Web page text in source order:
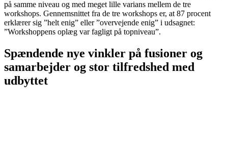
på samme niveau og med meget lille varians mellem de tre
workshops. Gennemsnittet fra de tre workshops er, at 87 procent
erklærer sig ”helt enig” eller ”overvejende enig” i udsagnet:
”Workshoppens oplæg var fagligt på topniveau”.
Spændende nye vinkler på fusioner og
samarbejder og stor tilfredshed med
udbyttet